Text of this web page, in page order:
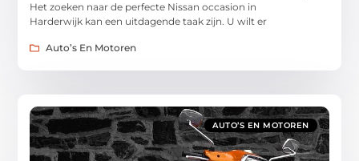
Het zoeken naar de perfecte Nissan occasion in
Harderwijk kan een uitdagende taak zijn. U wilt er
Auto’s En Motoren
AUTO’S EN MOTOREN